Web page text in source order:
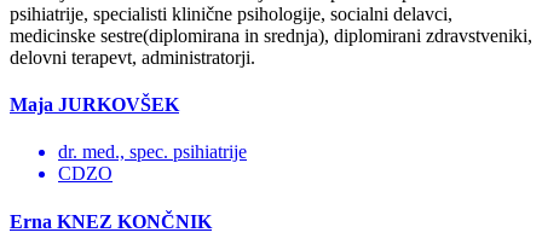
psihiatrije, specialisti klinične psihologije, socialni delavci,
medicinske sestre(diplomirana in srednja), diplomirani zdravstveniki,
delovni terapevt, administratorji.
Maja JURKOVŠEK
dr. med., spec. psihiatrije
CDZO
Erna KNEZ KONČNIK